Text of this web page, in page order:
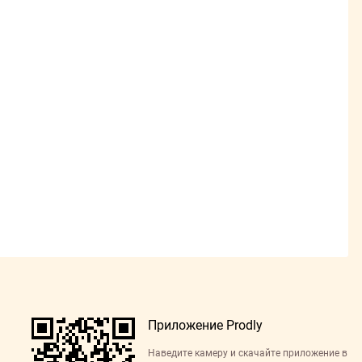
Приложение Prodly
Наведите камеру и скачайте приложение в